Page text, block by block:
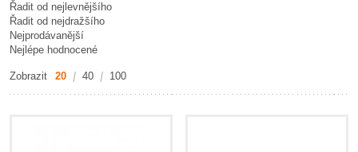
Řadit od nejlevnějšího
Řadit od nejdražšího
Nejprodávanější
Nejlépe hodnocené
Zobrazit 20 40 100